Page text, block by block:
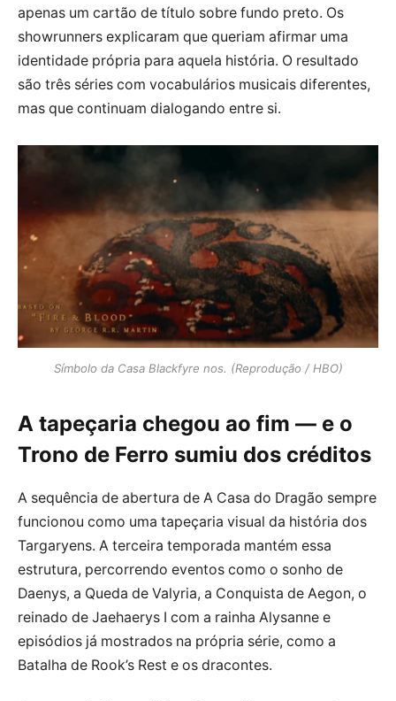
apenas um cartão de título sobre fundo preto. Os
showrunners explicaram que queriam afirmar uma
identidade própria para aquela história. O resultado
são três séries com vocabulários musicais diferentes,
mas que continuam dialogando entre si.
Símbolo da Casa Blackfyre nos. (Reprodução / HBO)
A tapeçaria chegou ao fim — e o
Trono de Ferro sumiu dos créditos
A sequência de abertura de A Casa do Dragão sempre
funcionou como uma tapeçaria visual da história dos
Targaryens. A terceira temporada mantém essa
estrutura, percorrendo eventos como o sonho de
Daenys, a Queda de Valyria, a Conquista de Aegon, o
reinado de Jaehaerys I com a rainha Alysanne e
episódios já mostrados na própria série, como a
Batalha de Rook’s Rest e os dracontes.